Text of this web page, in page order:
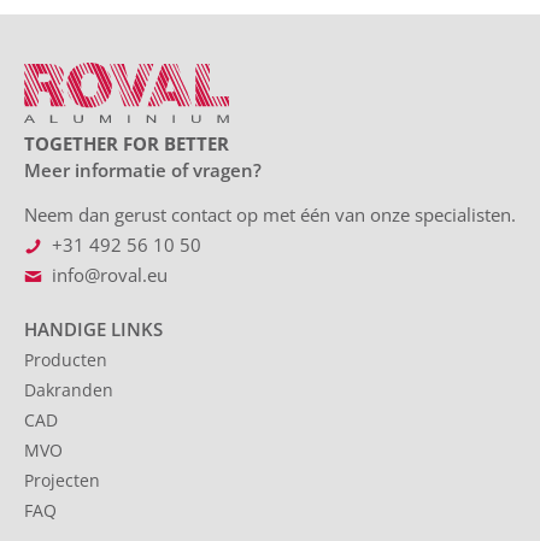
TOGETHER FOR BETTER
Meer informatie of vragen?
Neem dan gerust contact op met één van onze specialisten.
+31 492 56 10 50
info@roval.eu
HANDIGE LINKS
Producten
Dakranden
CAD
MVO
Projecten
FAQ